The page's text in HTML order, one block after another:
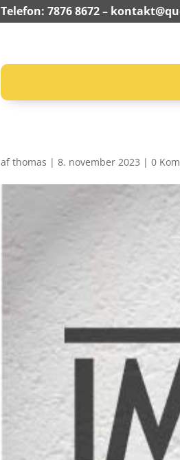
Telefon: 7876 8672 –
afthomas |8. november 2023 |0